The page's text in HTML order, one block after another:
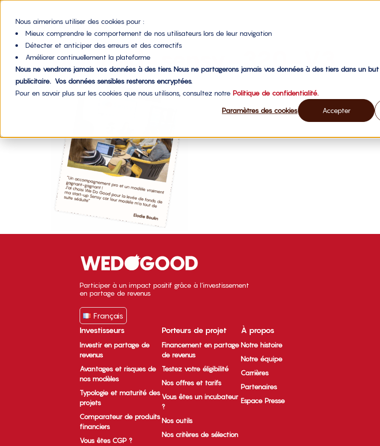
Nous aimerions utiliser des cookies pour :
Mieux comprendre le comportement de nos utilisateurs lors de leur navigation
Détecter et anticiper des erreurs et des correctifs
Améliorer continuellement la plateforme
Nous ne vendrons jamais vos données à des tiers. Nous ne partagerons jamais vos données à des tiers dans un
publicitaire. Vos données sensibles resterons encryptées.
Pour en savoir plus sur les cookies que nous utilisons, consultez notre Politique de confidentialité.
Paramètres des cookies Accepter
polaroid-sensy-320-V3
Participer à un impact positif grâce à l’investissement
en partage de revenus
Français
Investisseurs
Investir en partage de
revenus
Avantages et risques de
nos modèles
Typologie et maturité des
projets
Comparateur de produits
financiers
Vous êtes CGP ?
Porteurs de projet
Financement en partage
de revenus
Testez votre éligibilité
Nos offres et tarifs
Vous êtes un incubateur
?
Nos outils
Nos critères de sélection
À propos
Notre histoire
Notre équipe
Carrières
Partenaires
Espace Presse